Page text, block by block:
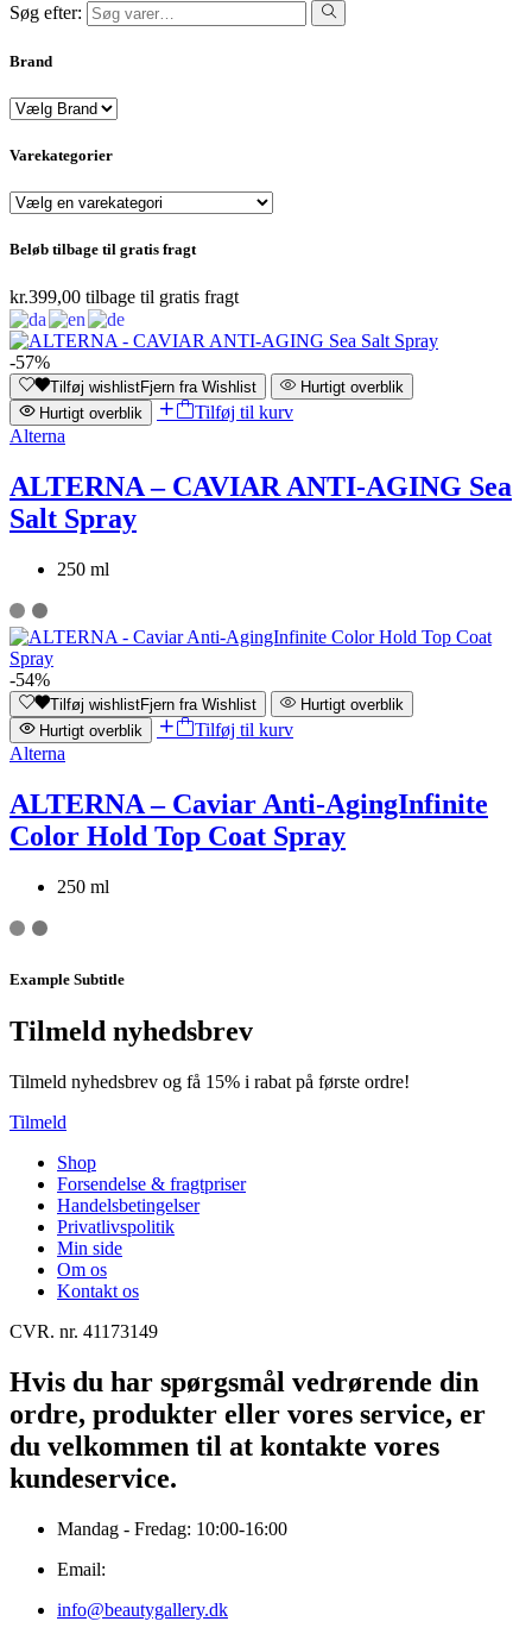
Søg efter:
Brand
Varekategorier
Beløb tilbage til gratis fragt
kr.399,00 tilbage til gratis fragt
-57%
Tilføj wishlistFjern fra Wishlist
Hurtigt overblik
Hurtigt overblik
Tilføj til kurv
Alterna
ALTERNA – CAVIAR ANTI-AGING Sea
Salt Spray
250 ml
-54%
Tilføj wishlistFjern fra Wishlist
Hurtigt overblik
Hurtigt overblik
Tilføj til kurv
Alterna
ALTERNA – Caviar Anti-AgingInfinite
Color Hold Top Coat Spray
250 ml
Example Subtitle
Tilmeld nyhedsbrev
Tilmeld nyhedsbrev og få 15% i rabat på første ordre!
Tilmeld
Shop
Forsendelse & fragtpriser
Handelsbetingelser
Privatlivspolitik
Min side
Om os
Kontakt os
CVR. nr. 41173149
Hvis du har spørgsmål vedrørende din
ordre, produkter eller vores service, er
du velkommen til at kontakte vores
kundeservice.
Mandag - Fredag: 10:00-16:00
Email:
info@beautygallery.dk